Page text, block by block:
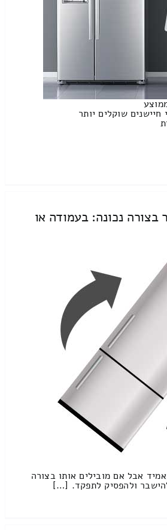
שוקלים יותר
בצורה נכונה: בעמודה או
אבל אם מובילים אותו בצורה
ולהפסיק לתפקד. […]